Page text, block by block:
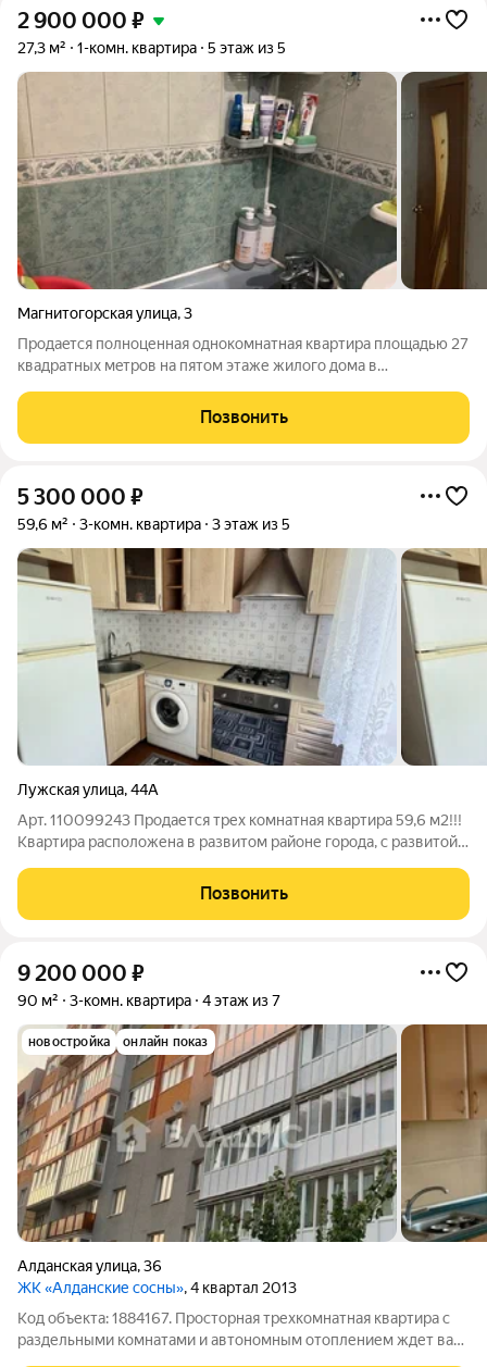
2 900 000 ₽
27,3 м² 1-комн. квартира 5 этаж из 5
Магнитогорская улица,3
Пpoдaeтcя полноценная oднoкомнатная кваpтирa площадью 27
квaдpатных мeтpов нa пятом этaже жилого домa в
Дом находится в зеленой зоне - через дорогу лесополоса и
ручей с утками. В
Позвонить
5 300 000 ₽
59,6 м² 3-комн. квартира 3 этаж из 5
Лужская улица,44А
Арт. 110099243 Продается трех комнатная квартира 59,6 м2!!!
Квартира расположена в развитом районе города, с развитой
физкультурно-оздоровительный центр с бассейном и спорт
площадками,
Позвонить
9 200 000 ₽
90 м² 3-комн. квартира 4 этаж из 7
новостройка онлайн показ
Алданская улица,36
ЖК «Алданские сосны», 4 квартал 2013
Код объекта: 1884167. Просторная трехкомнатная квартира с
раздельными комнатами и автономным отоплением ждет вас.